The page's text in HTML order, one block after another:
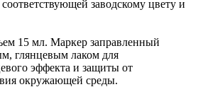
соответствующей заводскому цвету и
15 мл. Маркер заправленный
глянцевым лаком для
эффекта и защиты от
окружающей среды.